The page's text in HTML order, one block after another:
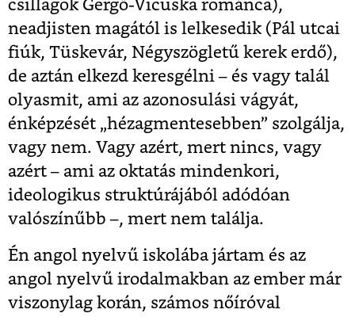
csillagok Gergő-Vicuska románca),
neadjisten magától is lelkesedik (Pál utcai
fiúk, Tüskevár, Négyszögletű kerek erdő),
de aztán elkezd keresgélni – és vagy talál
olyasmit, ami az azonosulási vágyát,
énképzését „hézagmentesebben” szolgálja,
vagy nem. Vagy azért, mert nincs, vagy
azért – ami az oktatás mindenkori,
ideologikus struktúrájából adódóan
valószínűbb –, mert nem találja.
Én angol nyelvű iskolába jártam és az
angol nyelvű irodalmakban az ember már
viszonylag korán, számos nőíróval